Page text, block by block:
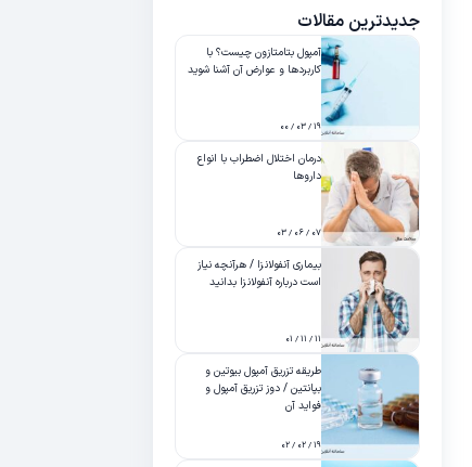
جدیدترین مقالات
آمپول بتامتازون چیست؟ با
کاربردها و عوارض آن آشنا شوید
۱۹ / ۰۳ / ۰۰
درمان اختلال اضطراب با انواع
داروها
۰۷ / ۰۶ / ۰۳
بیماری آنفولانزا / هرآنچه نیاز
است درباره آنفولانزا بدانید
۱۱ / ۱۱ / ۰۱
طریقه تزریق آمپول بیوتین و
بپانتین / دوز تزریق آمپول و
فواید آن
۱۹ / ۰۲ / ۰۲